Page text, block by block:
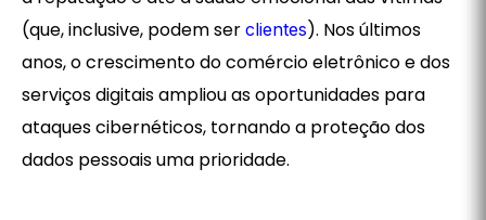
(que, inclusive, podem ser clientes). Nos últimos
anos, o crescimento do comércio eletrônico e dos
serviços digitais ampliou as oportunidades para
ataques cibernéticos, tornando a proteção dos
dados pessoais uma prioridade.